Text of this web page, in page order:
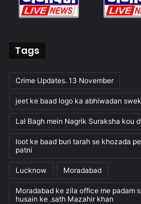
Tags
Crime Updates. 13 November
jeet ke baad logo ka abhiwadan
Lal Bagh mein Nagrik Suraksha kou
loot ke baad buri tarah se khozada
patni
Lucknow Moradabad
Moradabad ke zila office me padam
husain ke .sath Mazahir khan